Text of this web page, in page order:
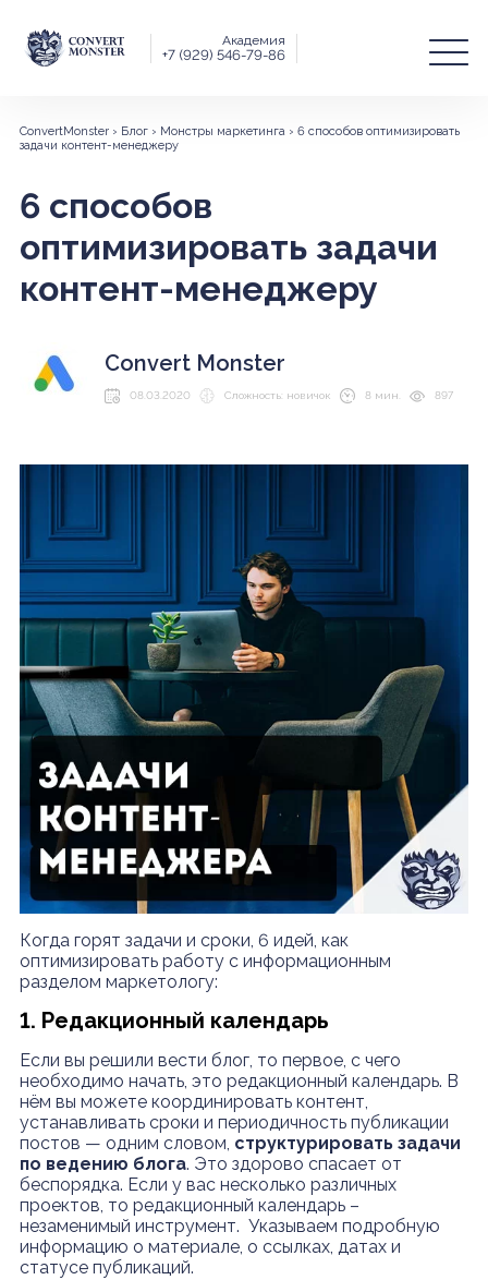
Академия
+7 (929) 546-79-86
ConvertMonster› Блог› Монстры маркетинга› 6 способов оптимизировать
задачи контент-менеджеру
6 способов
оптимизировать задачи
контент-менеджеру
Convert Monster
08.03.2020 Сложность: новичок 8 мин. 897
Когда горят задачи и сроки, 6 идей, как
оптимизировать работу с информационным
разделом маркетологу:
1. Редакционный календарь
Если вы решили вести блог, то первое, с чего
необходимо начать, это редакционный календарь. В
нём вы можете координировать контент,
устанавливать сроки и периодичность публикации
постов — одним словом, структурировать задачи
по ведению блога. Это здорово спасает от
беспорядка. Если у вас несколько различных
проектов, то редакционный календарь –
незаменимый инструмент. Указываем подробную
информацию о материале, о ссылках, датах и
статусе публикаций.